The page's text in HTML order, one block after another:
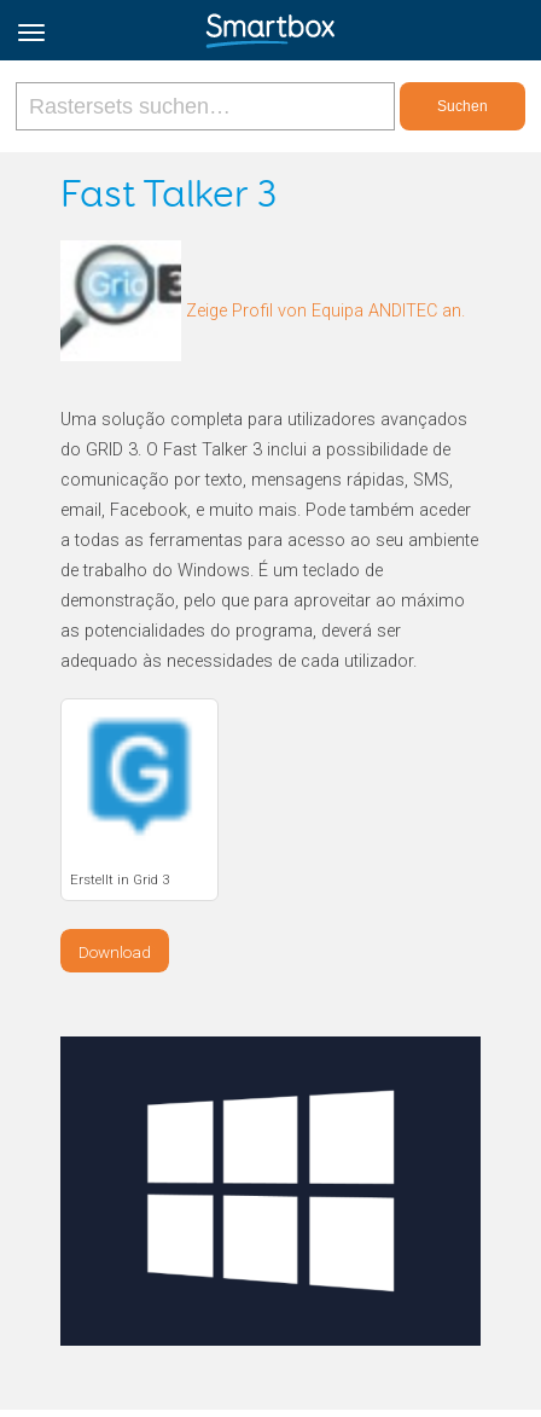
Online Grids
Registrieren
Fast Talker 3
Zeige Profil von Equipa ANDITEC an.
Uma solução completa para utilizadores avançados
do GRID 3. O Fast Talker 3 inclui a possibilidade de
comunicação por texto, mensagens rápidas, SMS,
email, Facebook, e muito mais. Pode também aceder
a todas as ferramentas para acesso ao seu ambiente
de trabalho do Windows. É um teclado de
demonstração, pelo que para aproveitar ao máximo
as potencialidades do programa, deverá ser
adequado às necessidades de cada utilizador.
Erstellt in Grid 3
Download